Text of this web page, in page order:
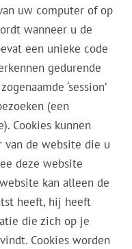
uw computer of op
wanneer u de
een unieke code
gedurende
‘session’
(een
Cookies kunnen
van de website die u
deze website
kan alleen de
heeft, hij heeft
die zich op je
Cookies worden